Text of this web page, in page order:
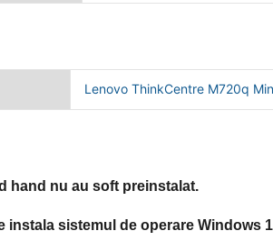
Lenovo ThinkCentre M720q
hand nu au soft preinstalat.
instala sistemul de operare Windows